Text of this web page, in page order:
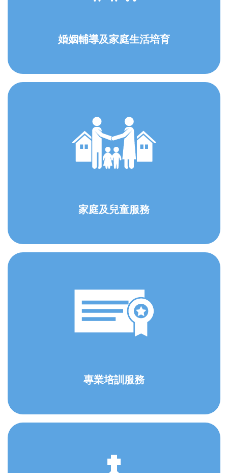
婚姻輔導及家庭生活培育
家庭及兒童服務
專業培訓服務